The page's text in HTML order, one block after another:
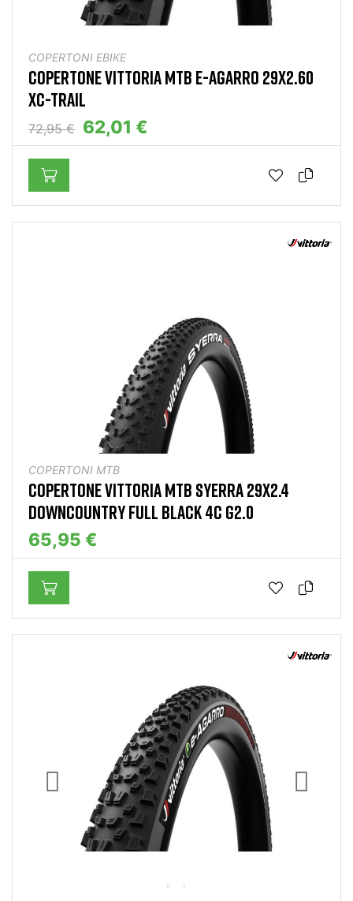
COPERTONI EBIKE
COPERTONE VITTORIA MTB E-AGARRO 29X2.60
XC-TRAIL
72,95 € 62,01 €
COPERTONI MTB
COPERTONE VITTORIA MTB SYERRA 29X2.4
DOWNCOUNTRY FULL BLACK 4C G2.0
65,95 €